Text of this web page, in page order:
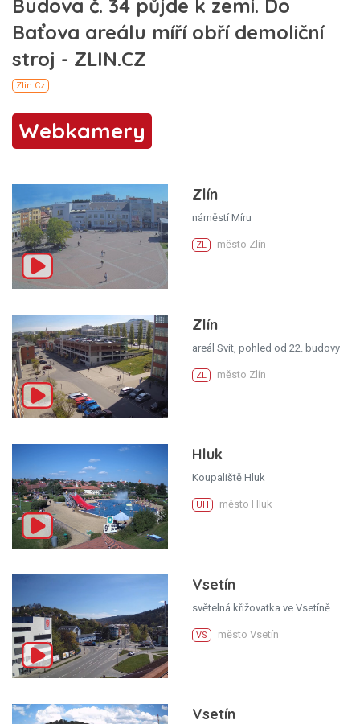
Webkamery
Zlín
náměstí Míru
ZL město Zlín
Zlín
areál Svit, pohled od 22. budovy
ZL město Zlín
Hluk
Koupaliště Hluk
UH město Hluk
Vsetín
světelná křižovatka ve Vsetíně
VS město Vsetín
Vsetín